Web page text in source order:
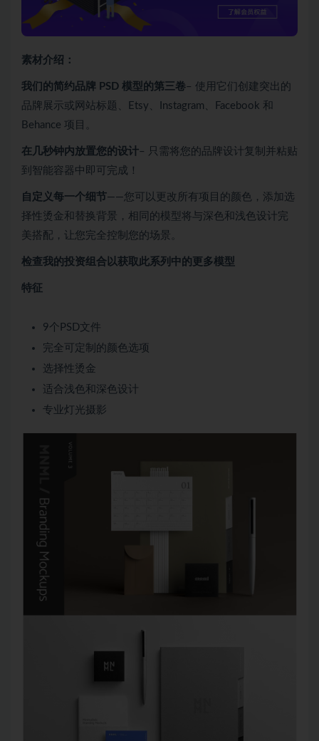
素材介绍：
我们的简约品牌 PSD 模型的第三卷– 使用它们创建突出的
品牌展示或网站标题、Etsy、Instagram、Facebook 和
Behance 项目。
在几秒钟内放置您的设计– 只需将您的品牌设计复制并粘贴
到智能容器中即可完成！
自定义每一个细节 ——您可以更改所有项目的颜色，添加选
择性烫金和替换背景，相同的模型将与深色和浅色设计完
美搭配，让您完全控制您的场景。
检查我的投资组合以获取此系列中的更多模型
特征
9个PSD文件
完全可定制的颜色选项
选择性烫金
适合浅色和深色设计
专业灯光摄影